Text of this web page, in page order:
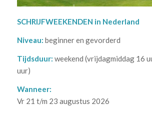
SCHRIJFWEEKENDEN in Nederland
Niveau: beginner en gevorderd
Tijdsduur: weekend (vrijdagmiddag 16
uur)
Wanneer:
Vr 21 t/m 23 augustus 2026